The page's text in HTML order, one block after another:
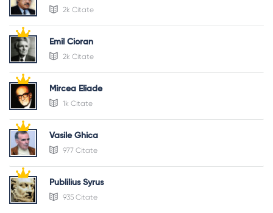
2k Citate
Emil Cioran
2k Citate
Mircea Eliade
1k Citate
Vasile Ghica
977 Citate
Publilius Syrus
935 Citate